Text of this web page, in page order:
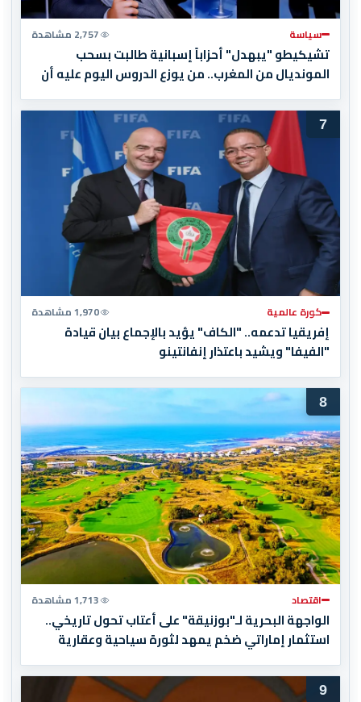
سياسة 2,757 مشاهدة
تشيكيطو "يبهدل" أحزاباً إسبانية طالبت بسحب
المونديال من المغرب.. من يوزع الدروس اليوم عليه أن
7
كورة عالمية 1,970 مشاهدة
إفريقيا تدعمه.. "الكاف" يؤيد بالإجماع بيان قيادة
"الفيفا" ويشيد باعتذار إنفانتينو
8
اقتصاد 1,713 مشاهدة
الواجهة البحرية لـ"بوزنيقة" على أعتاب تحول تاريخي..
استثمار إماراتي ضخم يمهد لثورة سياحية وعقارية
9